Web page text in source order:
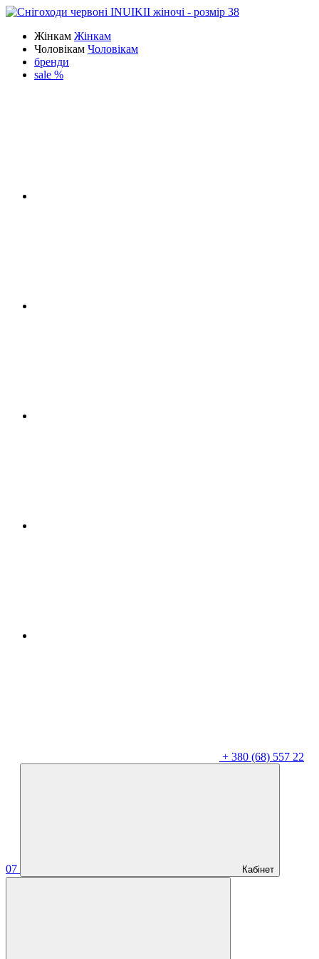
Жінкам Жінкам
Чоловікам Чоловікам
бренди
sale %
+ 380 (68) 557 22
07 Кабінет